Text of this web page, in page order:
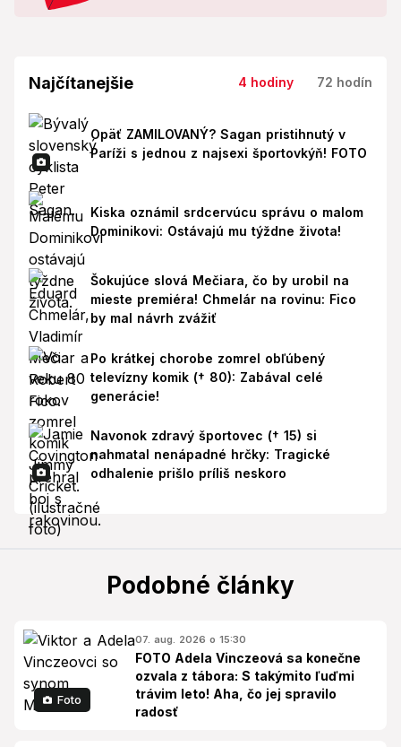
Najčítanejšie 4 hodiny 72 hodín
Opäť ZAMILOVANÝ? Sagan pristihnutý v
Paríži s jednou z najsexi športovkýň! FOTO
Kiska oznámil srdcervúcu správu o malom
Dominikovi: Ostávajú mu týždne života!
Šokujúce slová Mečiara, čo by urobil na
mieste premiéra! Chmelár na rovinu: Fico
by mal návrh zvážiť
Po krátkej chorobe zomrel obľúbený
televízny komik († 80): Zabával celé
generácie!
Navonok zdravý športovec († 15) si
nahmatal nenápadné hrčky: Tragické
odhalenie prišlo príliš neskoro
Podobné články
Foto
07. aug. 2026 o 15:30
FOTO Adela Vinczeová sa konečne
ozvala z tábora: S takýmito ľuďmi
trávim leto! Aha, čo jej spravilo
radosť